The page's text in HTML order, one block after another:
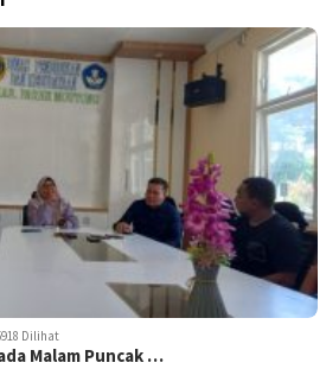
Dilihat
Malam Puncak …